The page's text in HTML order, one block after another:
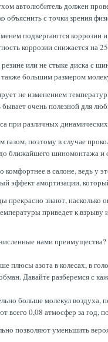
автолюбитель должен
объяснить с точки зрения
подвергаются коррозии
коррозии снижается на
или не стыке диска с
большим размером
не изменением
очень полезной для
при различных
газом, поэтому в случае
ближайшего шиномонтажа и
комфортнее в салоне, ведь
эффект амортизации,
прекрасно знают, насколько
приведет к
нами преимущества?
плюсы азота в колесах, в
Давайте разберемся с
больше молекул
всего 0,08 атмосфер за
позволяют уменьшить